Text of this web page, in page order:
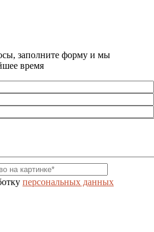
заполните форму и мы
время
персональных данных